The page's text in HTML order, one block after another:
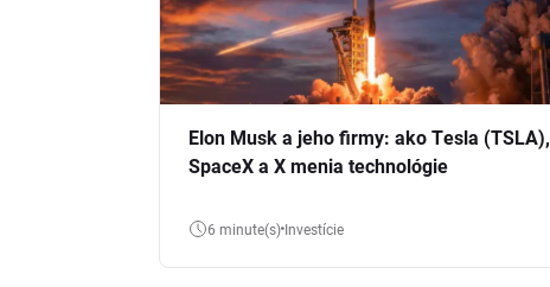
Elon Musk a jeho firmy: ako Tesla (TSLA),
SpaceX a X menia technológie
6 minute(s) Investície